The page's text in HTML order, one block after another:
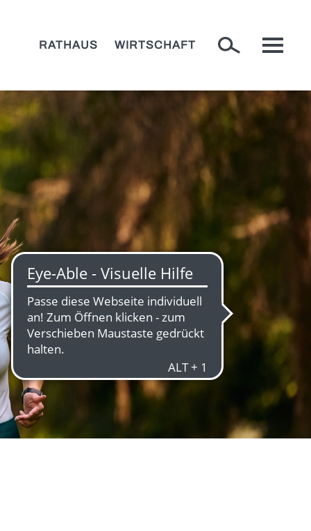
RATHAUS WIRTSCHAFT
+
Stadtführungen
Krippen
Bulle von Tölz
Christkindlmarkt
Ostermarkt
Für Aussteller